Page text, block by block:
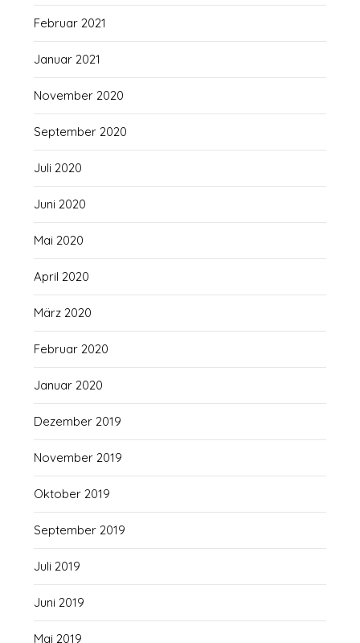
Februar 2021
Januar 2021
November 2020
September 2020
Juli 2020
Juni 2020
Mai 2020
April 2020
März 2020
Februar 2020
Januar 2020
Dezember 2019
November 2019
Oktober 2019
September 2019
Juli 2019
Juni 2019
Mai 2019